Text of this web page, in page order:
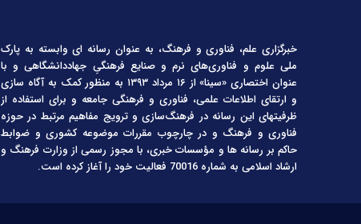
خبرگزاری علم، فناوری و فرهنگ، به عنوان رسانه ای وابسته به پارک
ملی علوم و فناوری‌های نرم و صنایع فرهنگیِ جهاددانشگاهی و با
عنوان اختصاری «سینا» از ۱۶ مرداد ۱۳۹۳ به منظور کمک به آگاه سازی
و ارتقای اطلاعات علمی، فناوری و فرهنگی جامعه و برای استفاده از
ظرفیتهای این رسانه در فرهنگ‌سازی و ترویج مفاهیم مرتبط در حوزه
فناوری و فرهنگ و در چارچوب مقررات موضوعه کشوری و ضوابط
حاکم بر رسانه ها و مؤسسات خبری، با مجوز رسمی از وزارت فرهنگ و
ارشاد اسلامی به شماره 70016 فعالیت خود را آغاز کرده است.